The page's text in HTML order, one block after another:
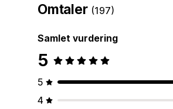
Omtaler (197)
Samlet vurdering
5
5
4